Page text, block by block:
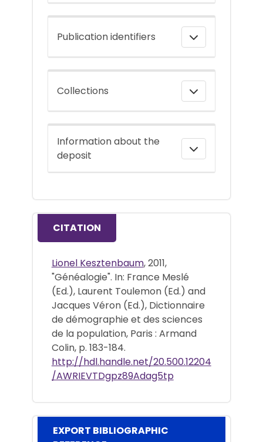
Publication identifiers
Collections
Information about the
deposit
CITATION
Lionel Kesztenbaum, 2011,
"Généalogie". In: France Meslé
(Ed.), Laurent Toulemon (Ed.) and
Jacques Véron (Ed.), Dictionnaire
de démographie et des sciences
de la population, Paris : Armand
Colin, p. 183-184.
http://hdl.handle.net/20.500.12204
/AWRIEVTDgpz89Adag5tp
EXPORT BIBLIOGRAPHIC